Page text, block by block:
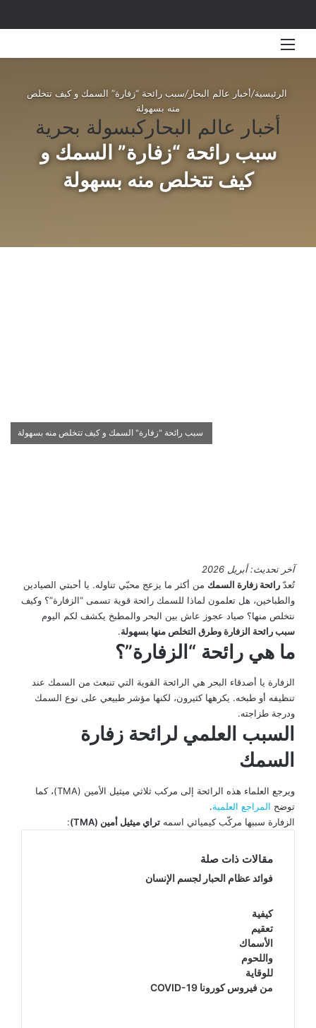
الرئيسية/أخبار عالم البحار/سبب رائحة “زفارة” السمك و كيف تتخلص
منه بسهولة
أخبار عالم البحاركبسولة بحرية
سبب رائحة “زفارة” السمك و
كيف تتخلص منه بسهولة
سبب رائحة "زفارة" السمك و كيف تتخلص منه بسهولة
آخر تحديث: أبريل 2026
تُعدّ رائحة زفارة السمك من أكثر ما يزعج محبّي تناوله. يا أحبتي الصيادين
والطباخين، هل تعلمون لماذا للسمك رائحة قوية تسمى “الزفارة”؟ وكيف
نتخلص منها؟ صياد عجوز عاش بين البحر والمطبخ يكشف لكم اليوم
سبب رائحة الزفارة وطرق التخلص منها بسهولة.
ما هي رائحة “الزفارة”؟
الزفارة يا أصدقاء البحر هي الرائحة القوية التي تنبعث من السمك عند
تنظيفه أو طبخه. يكرهها كثيرون، لكنها مؤشر طبيعي على نوع السمك
ودرجة طزاجته.
السبب العلمي لرائحة زفارة
السمك
ويرجع العلماء هذه الرائحة إلى مركب ثلاثي ميثيل الأمين (TMA)، كما
توضح المراجع العلمية.
الزفارة سببها مركّب كيميائي اسمه تراي ميثيل أمين (TMA) :
مقالات ذات صلة
فوائد عظام الحبار لجسم الإنسان
كيفية
تعقيم
الأسماك
واللحوم
للوقاية
من فيروس كورونا COVID-19